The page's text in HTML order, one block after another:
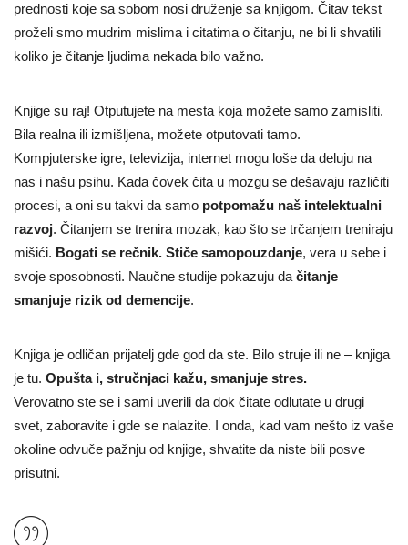
prednosti koje sa sobom nosi druženje sa knjigom. Čitav tekst
proželi smo mudrim mislima i citatima o čitanju, ne bi li shvatili
koliko je čitanje ljudima nekada bilo važno.
Knjige su raj! Otputujete na mesta koja možete samo zamisliti.
Bila realna ili izmišljena, možete otputovati tamo.
Kompjuterske igre, televizija, internet mogu loše da deluju na
nas i našu psihu. Kada čovek čita u mozgu se dešavaju različiti
procesi, a oni su takvi da samo potpomažu naš intelektualni
razvoj. Čitanjem se trenira mozak, kao što se trčanjem treniraju
mišići. Bogati se rečnik. Stiče samopouzdanje, vera u sebe i
svoje sposobnosti. Naučne studije pokazuju da čitanje
smanjuje rizik od demencije.
Knjiga je odličan prijatelj gde god da ste. Bilo struje ili ne – knjiga
je tu. Opušta i, stručnjaci kažu, smanjuje stres.
Verovatno ste se i sami uverili da dok čitate odlutate u drugi
svet, zaboravite i gde se nalazite. I onda, kad vam nešto iz vaše
okoline odvuče pažnju od knjige, shvatite da niste bili posve
prisutni.